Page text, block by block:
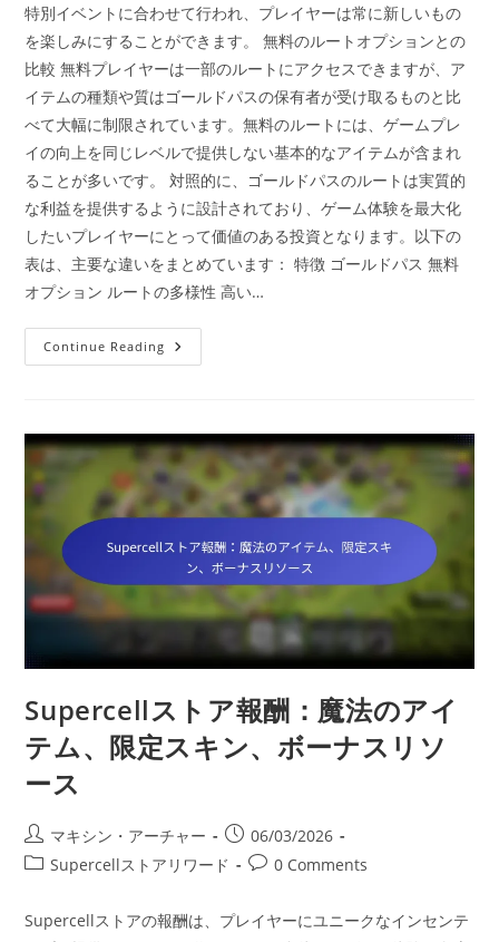
特別イベントに合わせて行われ、プレイヤーは常に新しいもの
を楽しみにすることができます。 無料のルートオプションとの
比較 無料プレイヤーは一部のルートにアクセスできますが、ア
イテムの種類や質はゴールドパスの保有者が受け取るものと比
べて大幅に制限されています。無料のルートには、ゲームプレ
イの向上を同じレベルで提供しない基本的なアイテムが含まれ
ることが多いです。 対照的に、ゴールドパスのルートは実質的
な利益を提供するように設計されており、ゲーム体験を最大化
したいプレイヤーにとって価値のある投資となります。以下の
表は、主要な違いをまとめています： 特徴 ゴールドパス 無料
オプション ルートの多様性 高い…
Continue Reading ゴ
ー
ユ
ニ
ー
ク
な
戦
品、
別
な
イ
ベ
ト、
強
さ
れ
た
報
Supercellストア報酬：魔法のアイ
テム、限定スキン、ボーナスリソ
ース
Post
author:
マキシン・アーチャー
Post
published:
06/03/2026
PostSupercellストアリワード
Post0 Comments
Supercellストアの報酬は、プレイヤーにユニークなインセンテ